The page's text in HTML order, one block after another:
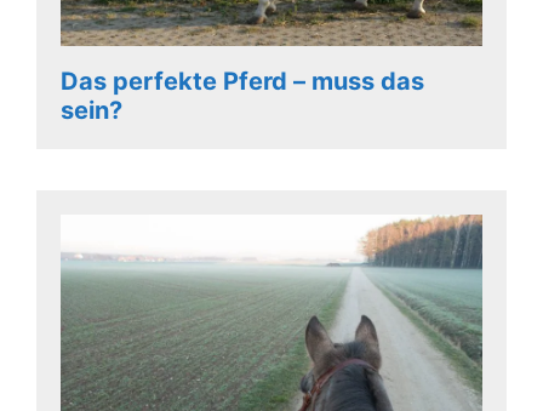
Das perfekte Pferd – muss das
sein?